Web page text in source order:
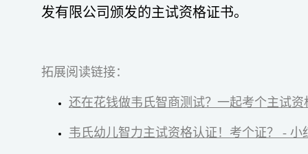
发有限公司颁发的主试资格证书。
拓展阅读链接：
还在花钱做韦氏智商测试？一起考个主试资
韦氏幼儿智力主试资格认证！考个证？ - 小